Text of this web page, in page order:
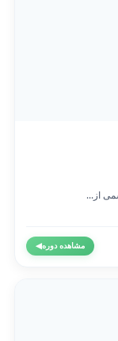
از...
مشاهده دوره◀